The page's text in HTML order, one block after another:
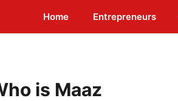
Home Entrepreneurs
is Maaz